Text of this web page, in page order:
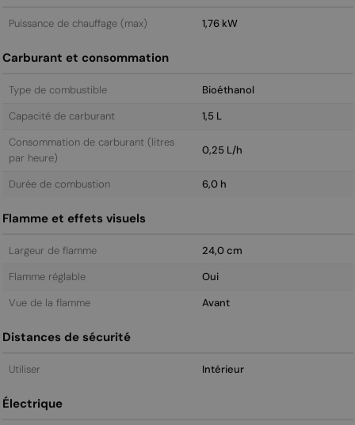
Puissance de chauffage (max) 1,76 kW
Carburant et consommation
Type de combustible
Bioéthanol
Capacité de carburant
1,5 L
Consommation de carburant (litres
par heure)
0,25 L/h
Durée de combustion 6,0 h
Flamme et effets visuels
Largeur de flamme
24,0 cm
Flamme réglable
Oui
Vue de la flamme
Avant
Distances de sécurité
Utiliser Intérieur
Électrique